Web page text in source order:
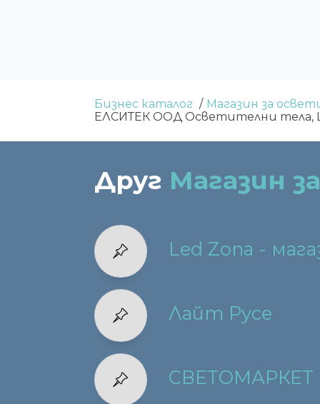
Бизнес каталог
Магазин за
ЕЛСИТЕК ООД Осветителни тела,
Друг Магазин
Led Zona -
Лайт Русе
СВЕТОМАРКЕТ